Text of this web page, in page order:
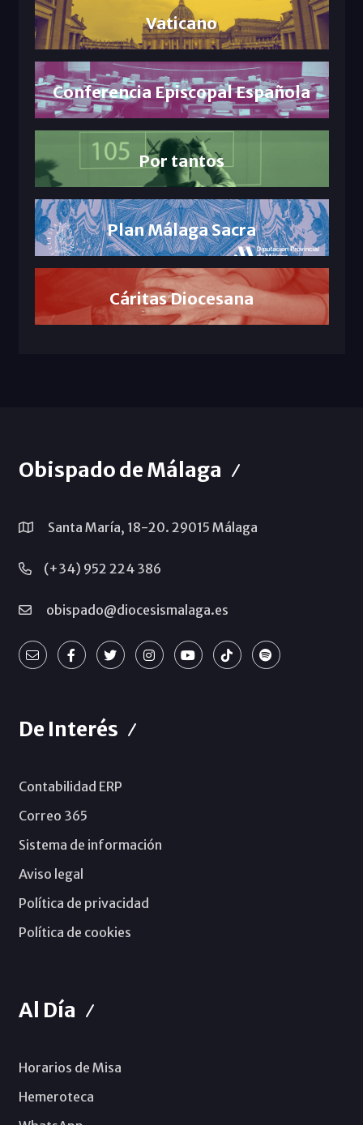
Vaticano
Conferencia Episcopal Española
Por tantos
Plan Málaga Sacra
Cáritas Diocesana
Obispado de Málaga
Santa María, 18-20. 29015 Málaga
(+34) 952 224 386
obispado@diocesismalaga.es
De Interés
Contabilidad ERP
Correo 365
Sistema de información
Aviso legal
Política de privacidad
Política de cookies
Al Día
Horarios de Misa
Hemeroteca